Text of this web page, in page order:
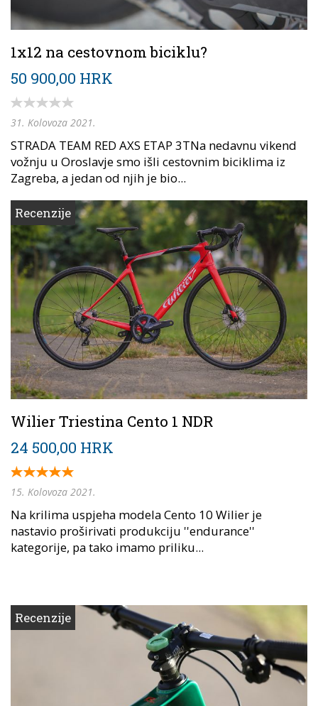
1x12 na cestovnom biciklu?
50 900,00 HRK
31. Kolovoza 2021.
STRADA TEAM RED AXS ETAP 3TNa nedavnu vikend
vožnju u Oroslavje smo išli cestovnim biciklima iz
Zagreba, a jedan od njih je bio...
Recenzije
Wilier Triestina Cento 1 NDR
24 500,00 HRK
15. Kolovoza 2021.
Na krilima uspjeha modela Cento 10 Wilier je
nastavio proširivati produkciju ''endurance''
kategorije, pa tako imamo priliku...
Recenzije